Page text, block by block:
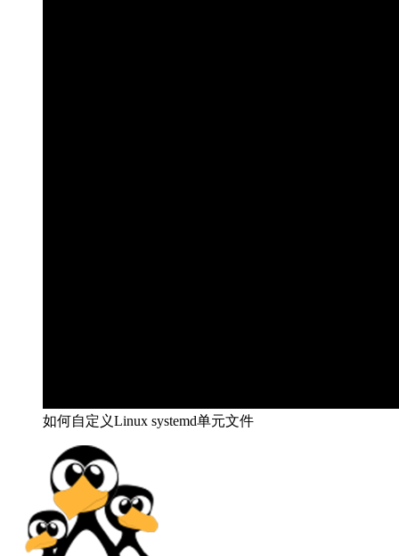
如何自定义Linux systemd单元文件